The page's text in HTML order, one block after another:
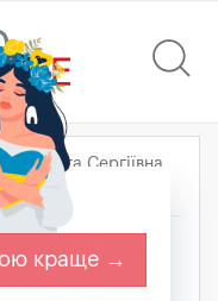
Ольга Сергіївна
краще →